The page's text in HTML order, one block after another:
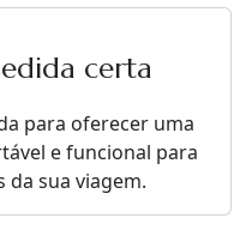
certa
para oferecer uma
e funcional para
sua viagem.